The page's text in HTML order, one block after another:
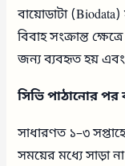
বায়োডাটা
বিবাহ সংক্রান্ত
জন্য ব্যবহৃত হয় এবং
সিভি পাঠানোর
সাধারণত ১–৩
সময়ের মধ্যে সাড়া